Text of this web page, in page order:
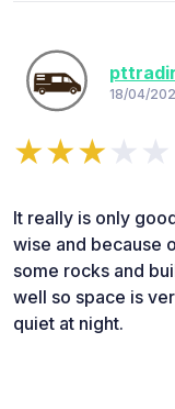
18/04/
It really is only
wise and because
some rocks and
well so space is
quiet at night.